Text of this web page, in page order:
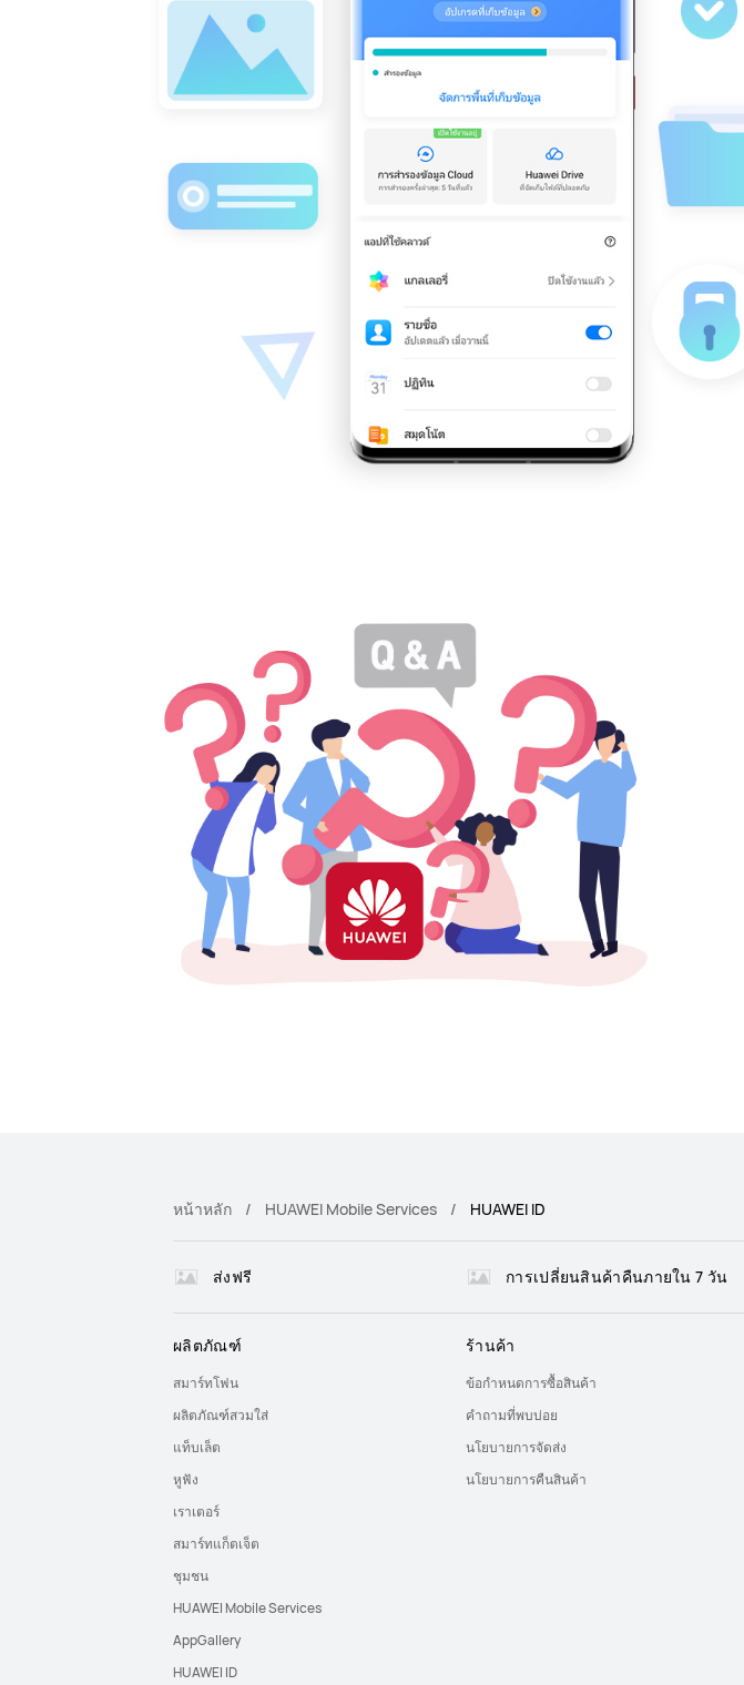
หน้าหลัก HUAWEI Mobile Services HUAWEI ID
ส่งฟรี การเปลี่ยนสินค้าคืนภายใน 7 วัน
ผลิตภัณฑ์
สมาร์ทโฟน
ผลิตภัณฑ์สวมใส่
แท็บเล็ต
หูฟัง
เราเตอร์
สมาร์ทแก็ตเจ็ต
ชุมชน
HUAWEI Mobile Services
AppGallery
HUAWEI ID
ร้านค้า
ข้อกำหนดการซื้อสินค้า
คำถามที่พบบ่อย
นโยบายการจัดส่ง
นโยบายการคืนสินค้า